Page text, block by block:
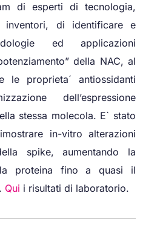
di esperti di tecnologia,
inventori, di identificare e
ed applicazioni
della NAC, al
le proprieta´ antiossidanti
dell’espressione
stessa molecola. E` stato
in-vitro alterazioni
spike, aumentando la
proteina fino a quasi il
Qui i risultati di laboratorio.